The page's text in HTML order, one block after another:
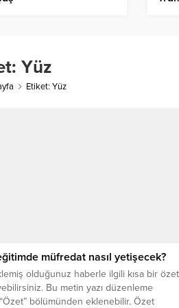
Yüz
Etiket: Yüz
müfredat nasıl yetişecek?
olduğunuz haberle ilgili kısa bir özet
Bu metin yazı düzenleme
bölümünden eklenebilir. Özet